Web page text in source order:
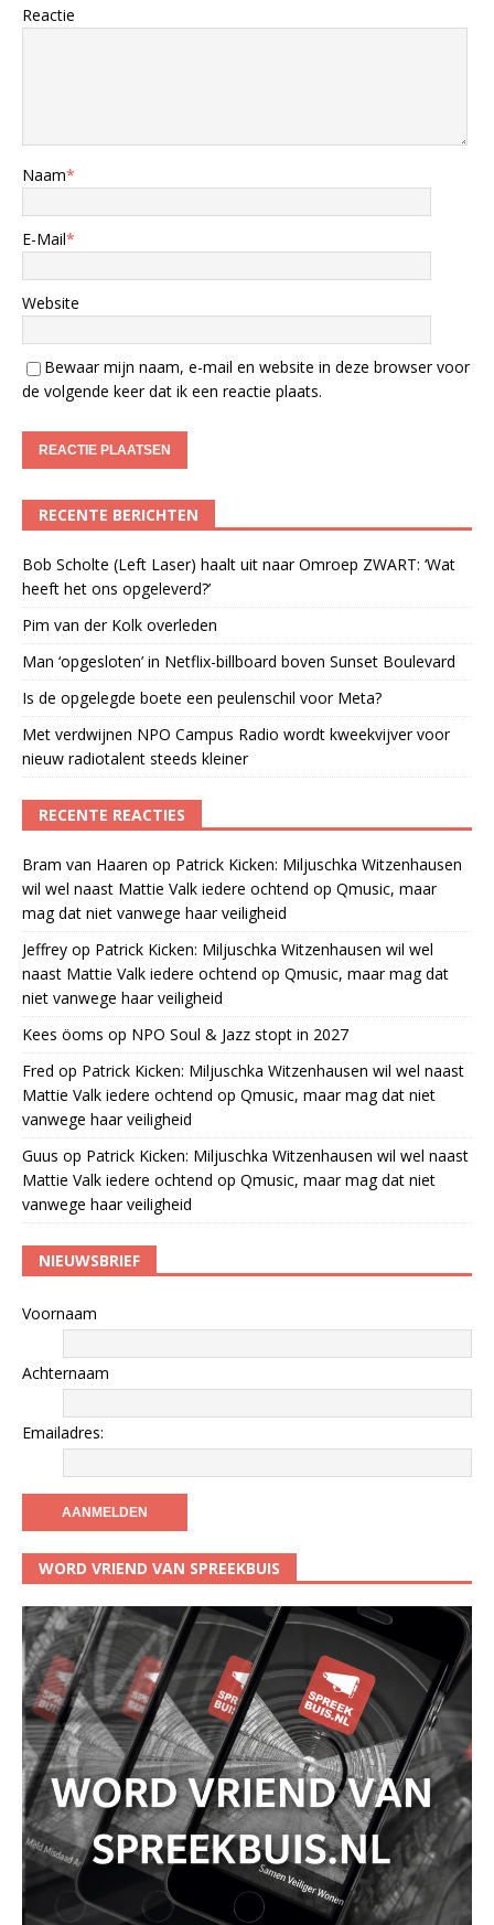
Reactie
Naam*
E-Mail*
Website
Bewaar mijn naam, e-mail en website in deze browser voor
de volgende keer dat ik een reactie plaats.
RECENTE BERICHTEN
Bob Scholte (Left Laser) haalt uit naar Omroep ZWART: ‘Wat
heeft het ons opgeleverd?’
Pim van der Kolk overleden
Man ‘opgesloten’ in Netflix-billboard boven Sunset Boulevard
Is de opgelegde boete een peulenschil voor Meta?
Met verdwijnen NPO Campus Radio wordt kweekvijver voor
nieuw radiotalent steeds kleiner
RECENTE REACTIES
Bram van Haaren op Patrick Kicken: Miljuschka Witzenhausen
wil wel naast Mattie Valk iedere ochtend op Qmusic, maar
mag dat niet vanwege haar veiligheid
Jeffrey op Patrick Kicken: Miljuschka Witzenhausen wil wel
naast Mattie Valk iedere ochtend op Qmusic, maar mag dat
niet vanwege haar veiligheid
Kees öoms op NPO Soul & Jazz stopt in 2027
Fred op Patrick Kicken: Miljuschka Witzenhausen wil wel naast
Mattie Valk iedere ochtend op Qmusic, maar mag dat niet
vanwege haar veiligheid
Guus op Patrick Kicken: Miljuschka Witzenhausen wil wel naast
Mattie Valk iedere ochtend op Qmusic, maar mag dat niet
vanwege haar veiligheid
NIEUWSBRIEF
Voornaam
Achternaam
Emailadres:
WORD VRIEND VAN SPREEKBUIS